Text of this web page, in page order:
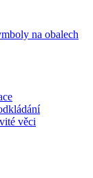
na obalech
věci